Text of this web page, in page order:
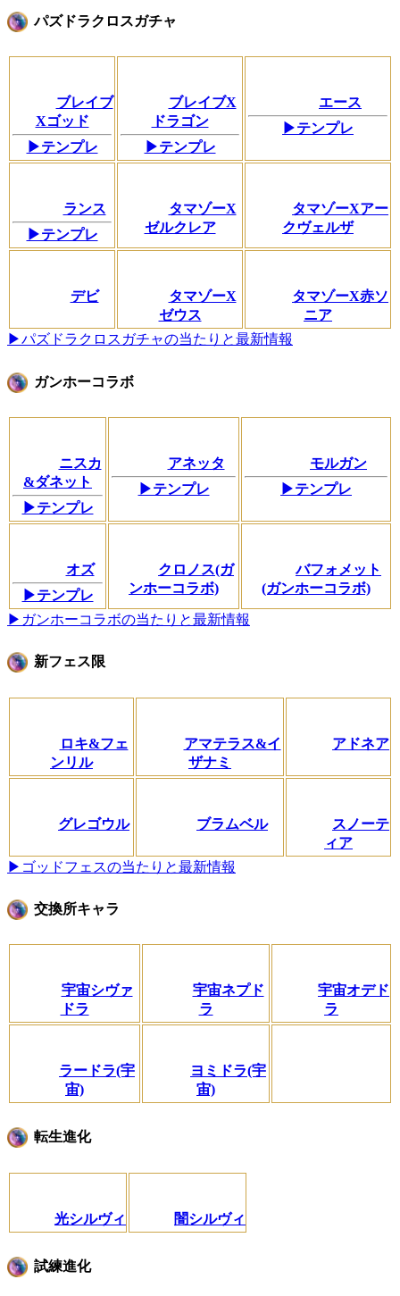
パズドラクロスガチャ
ブレイブ
Xゴッド
▶テンプレ
ブレイブX
ドラゴン
▶テンプレ
エース
▶テンプレ
ランス
▶テンプレ
タマゾーX
ゼルクレア
タマゾーXアー
クヴェルザ
デビ
タマゾーX
ゼウス
タマゾーX赤ソ
ニア
▶パズドラクロスガチャの当たりと最新情報
ガンホーコラボ
ニスカ
&ダネット
▶テンプレ
アネッタ
▶テンプレ
モルガン
▶テンプレ
オズ
▶テンプレ
クロノス(ガ
ンホーコラボ)
バフォメット
(ガンホーコラボ)
▶ガンホーコラボの当たりと最新情報
新フェス限
ロキ&フェ
ンリル
アマテラス&イ
ザナミ
アドネア
グレゴウル ブラムベル
スノーテ
ィア
▶ゴッドフェスの当たりと最新情報
交換所キャラ
宇宙シヴァ
ドラ
宇宙ネプド
ラ
宇宙オデド
ラ
ラードラ(宇
宙)
ヨミドラ(宇
宙)
転生進化
光シルヴィ 闇シルヴィ
試練進化